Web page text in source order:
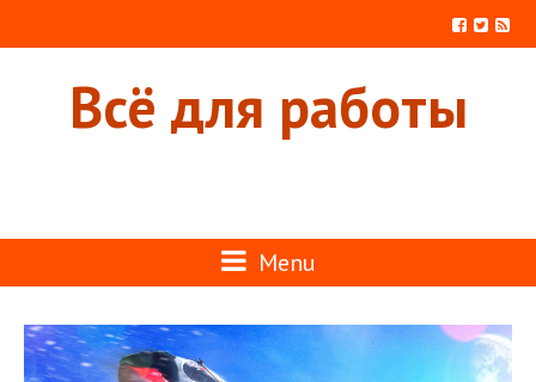
Всё для работы
Menu